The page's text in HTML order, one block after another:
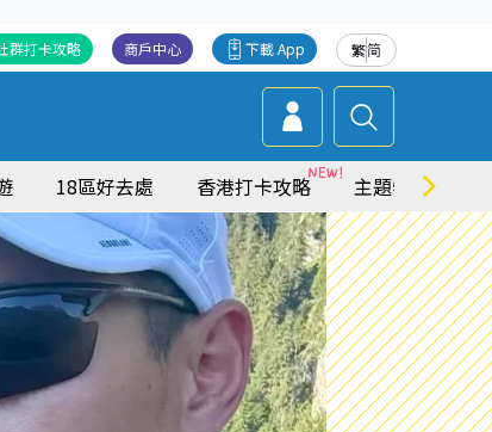
繁简
下載 App
商戶中心
群打卡攻略
18區好去處 香港打卡攻略 主題特集